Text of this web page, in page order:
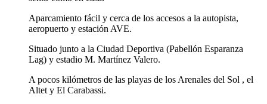
Aparcamiento fácil y cerca de los accesos a la autopista,
aeropuerto y estación AVE.
Situado junto a la Ciudad Deportiva (Pabellón Esparanza
Lag) y estadio M. Martínez Valero.
A pocos kilómetros de las playas de los Arenales del Sol , el
Altet y El Carabassi.